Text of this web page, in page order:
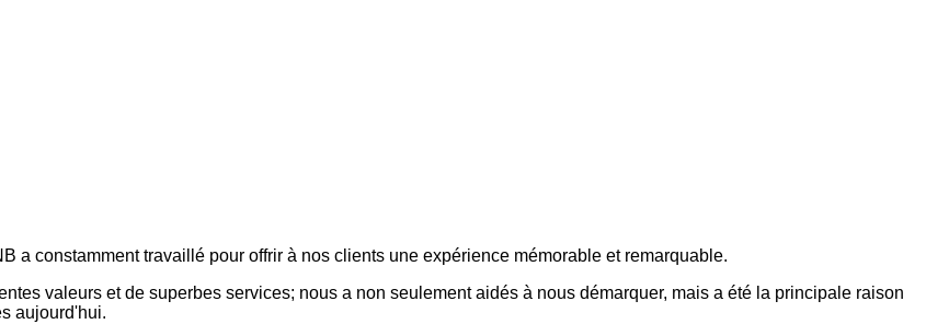
a constamment travaillé pour offrir à nos clients une expérience mémorable et remarquable.
valeurs et de superbes services; nous a non seulement aidés à nous démarquer, mais a été la principale raison
aujourd'hui.